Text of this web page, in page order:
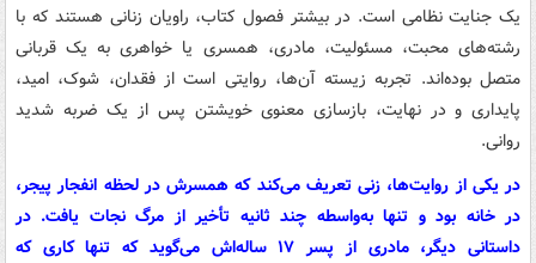
یک جنایت نظامی است. در بیشتر فصول کتاب، راویان زنانی هستند که با
رشته‌های محبت، مسئولیت، مادری، همسری یا خواهری به یک قربانی
متصل بوده‌اند. تجربه زیسته آن‌ها، روایتی است از فقدان، شوک، امید،
پایداری و در نهایت، بازسازی معنوی خویشتن پس از یک ضربه شدید
روانی.
در یکی از روایت‌ها، زنی تعریف می‌کند که همسرش در لحظه انفجار پیجر،
در خانه بود و تنها به‌واسطه چند ثانیه تأخیر از مرگ نجات یافت. در
داستانی دیگر، مادری از پسر ۱۷ ساله‌اش می‌گوید که تنها کاری که